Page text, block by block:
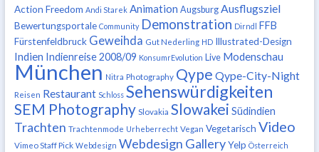
Action Freedom Andi Starek Animation Augsburg Ausflugsziel
Bewertungsportale Community Demonstration Dirndl FFB
Fürstenfeldbruck Geweihda Gut Nederling HD Illustrated-Design
Indien Indienreise 2008/09 KonsumrEvolution Live Modenschau
München Nitra Photography Qype Qype-City-Night
Reisen Restaurant Schloss Sehenswürdigkeiten
SEM Photography Slovakia Slowakei Südindien
Trachten Trachtenmode Urheberrecht Vegan Vegetarisch Video
Vimeo Staff Pick Webdesign Webdesign Gallery Yelp Österreich